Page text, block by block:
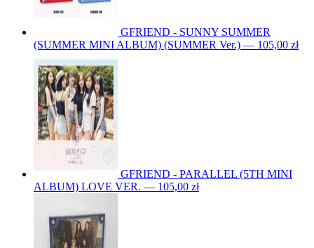
GFRIEND - SUNNY SUMMER
(SUMMER MINI ALBUM) (SUMMER Ver.) — 105,00 zł
GFRIEND - PARALLEL (5TH MINI
ALBUM) LOVE VER. — 105,00 zł